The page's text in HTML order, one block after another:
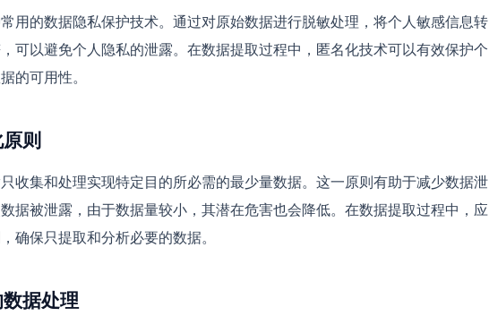
用的数据隐私保护技术。通过对原始数据进行脱敏处理，将个人敏感信息转
可以避免个人隐私的泄露。在数据提取过程中，匿名化技术可以有效保护个
的可用性。
则
收集和处理实现特定目的所必需的最少量数据。这一原则有助于减少数据泄
据被泄露，由于数据量较小，其潜在危害也会降低。在数据提取过程中，应
确保只提取和分析必要的数据。
据处理